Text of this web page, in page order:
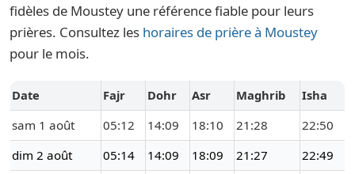
fidèles de Moustey une référence fiable pour leurs
prières. Consultez les horaires de prière à Moustey
pour le mois.
Date Fajr Dohr Asr Maghrib
Isha
sam 1 août
05:12 14:09 18:10 21:28
22:50
dim 2 août
05:14 14:09 18:09 21:27 22:49